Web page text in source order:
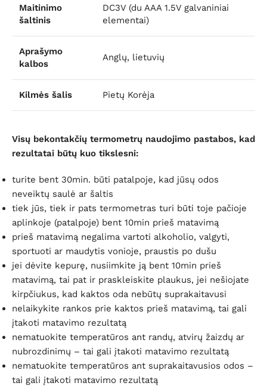
Maitinimo
šaltinis
DC3V (du AAA 1.5V galvaniniai
elementai)
Aprašymo
kalbos
Anglų, lietuvių
Kilmės šalis Pietų Korėja
Visų bekontakčių termometrų naudojimo pastabos, kad
rezultatai būtų kuo tikslesni:
turite bent 30min. būti patalpoje, kad jūsų odos
neveiktų saulė ar šaltis
tiek jūs, tiek ir pats termometras turi būti toje pačioje
aplinkoje (patalpoje) bent 10min prieš matavimą
prieš matavimą negalima vartoti alkoholio, valgyti,
sportuoti ar maudytis vonioje, praustis po dušu
jei dėvite kepurę, nusiimkite ją bent 10min prieš
matavimą, tai pat ir praskleiskite plaukus, jei nešiojate
kirpčiukus, kad kaktos oda nebūtų suprakaitavusi
nelaikykite rankos prie kaktos prieš matavimą, tai gali
įtakoti matavimo rezultatą
nematuokite temperatūros ant randų, atvirų žaizdų ar
nubrozdinimų – tai gali įtakoti matavimo rezultatą
nematuokite temperatūros ant suprakaitavusios odos –
tai gali įtakoti matavimo rezultatą